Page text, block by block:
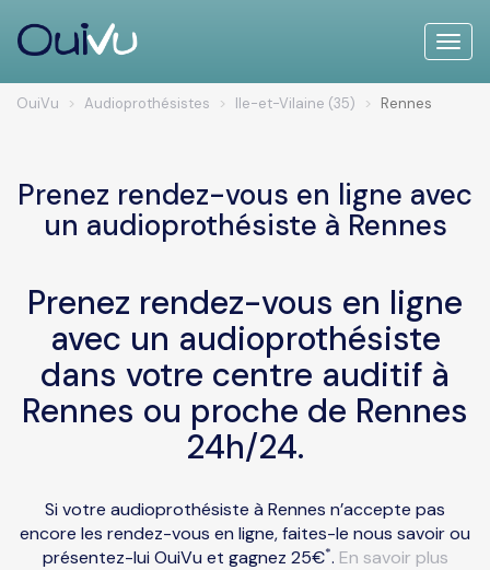
Toggle
OuiVu Audioprothésistes Ile-et-Vilaine (35) Rennes
Prenez rendez-vous en ligne avec
un audioprothésiste à Rennes
Prenez rendez-vous en ligne
avec un audioprothésiste
dans votre centre auditif à
Rennes ou proche de Rennes
24h/24.
Si votre audioprothésiste à Rennes n’accepte pas
encore les rendez-vous en ligne, faites-le nous savoir ou
présentez-lui OuiVu et gagnez 25€*. En savoir plus